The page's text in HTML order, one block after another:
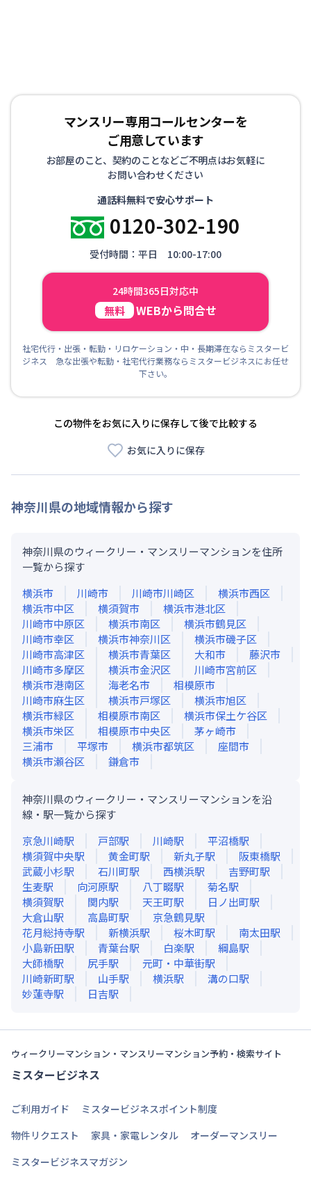
マンスリー専用コールセンターを
ご用意しています
お部屋のこと、契約のことなどご不明点はお気軽に
お問い合わせください
通話料無料で安心サポート
0120-302-190
受付時間：平日 10:00-17:00
24時間365日対応中
無料 WEBから問合せ
社宅代行・出張・転勤・リロケーション・中・長期滞在ならミスタービ
ジネス 急な出張や転勤・社宅代行業務ならミスタービジネスにお任せ
下さい。
この物件をお気に入りに保存して後で比較する
お気に入りに保存
神奈川県の地域情報から探す
神奈川県のウィークリー・マンスリーマンションを住所
一覧から探す
横浜市
川崎市 川崎市川崎区
横浜市西区
横浜市中区
横須賀市
横浜市港北区
川崎市中原区
横浜市南区
横浜市鶴見区
川崎市幸区
横浜市神奈川区
横浜市磯子区
川崎市高津区
横浜市青葉区 大和市
藤沢市
川崎市多摩区
横浜市金沢区
川崎市宮前区
横浜市港南区
海老名市
相模原市
川崎市麻生区
横浜市戸塚区
横浜市旭区
横浜市緑区
相模原市南区
横浜市保土ケ谷区
横浜市栄区
相模原市中央区
茅ヶ崎市
三浦市
平塚市 横浜市都筑区
座間市
横浜市瀬谷区
鎌倉市
神奈川県のウィークリー・マンスリーマンションを沿
線・駅一覧から探す
京急川崎駅 戸部駅 川崎駅 平沼橋駅
横須賀中央駅 黄金町駅 新丸子駅 阪東橋駅
武蔵小杉駅 石川町駅 西横浜駅 吉野町駅
生麦駅 向河原駅 八丁畷駅 菊名駅
横須賀駅 関内駅 天王町駅 日ノ出町駅
大倉山駅 高島町駅 京急鶴見駅
花月総持寺駅 新横浜駅 桜木町駅 南太田駅
小島新田駅 青葉台駅 白楽駅 綱島駅
大師橋駅 尻手駅 元町・中華街駅
川崎新町駅 山手駅 横浜駅 溝の口駅
妙蓮寺駅 日吉駅
ウィークリーマンション・マンスリーマンション予約・検索サイト
ミスタービジネス
ご利用ガイド
ミスタービジネスポイント制度
物件リクエスト
家具・家電レンタル
オーダーマンスリー
ミスタービジネスマガジン